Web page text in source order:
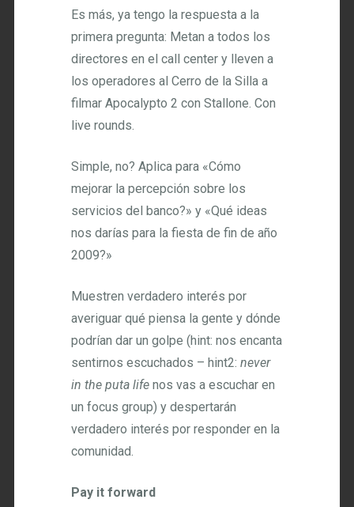
Es más, ya tengo la respuesta a la
primera pregunta: Metan a todos los
directores en el call center y lleven a
los operadores al Cerro de la Silla a
filmar Apocalypto 2 con Stallone. Con
live rounds.
Simple, no? Aplica para «Cómo
mejorar la percepción sobre los
servicios del banco?» y «Qué ideas
nos darías para la fiesta de fin de año
2009?»
Muestren verdadero interés por
averiguar qué piensa la gente y dónde
podrían dar un golpe (hint: nos encanta
sentirnos escuchados – hint2:never
in the puta life nos vas a escuchar en
un focus group) y despertarán
verdadero interés por responder en la
comunidad.
Pay it forward